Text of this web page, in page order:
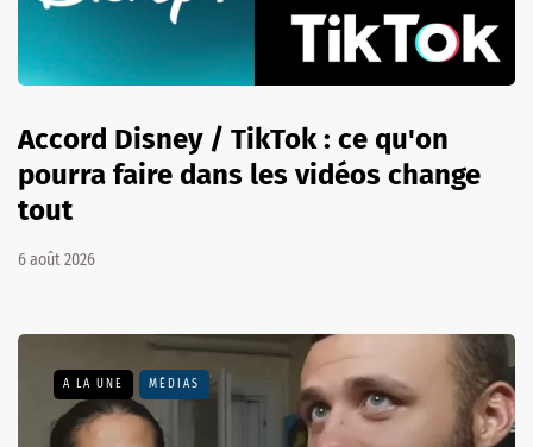
Accord Disney / TikTok : ce qu'on
pourra faire dans les vidéos change
tout
6 août 2026
A LA UNE MÉDIAS